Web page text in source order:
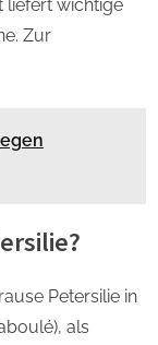
liefert wichtige
Zur
Petersilie in
als